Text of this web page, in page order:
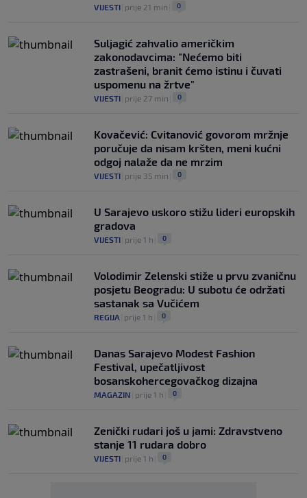
VIJESTI prije 21 min 0
Suljagić zahvalio američkim
zakonodavcima: "Nećemo biti
zastrašeni, branit ćemo istinu i čuvati
uspomenu na žrtve"
VIJESTI prije 27 min 0
Kovačević: Cvitanović govorom mržnje
poručuje da nisam kršten, meni kućni
odgoj nalaže da ne mrzim
VIJESTI prije 35 min 0
U Sarajevo uskoro stižu lideri europskih
gradova
VIJESTI prije 1 h 0
Volodimir Zelenski stiže u prvu zvaničnu
posjetu Beogradu: U subotu će održati
sastanak sa Vučićem
REGIJA prije 1 h 0
Danas Sarajevo Modest Fashion
Festival, upečatljivost
bosanskohercegovačkog dizajna
MAGAZIN prije 1 h 0
Zenički rudari još u jami: Zdravstveno
stanje 11 rudara dobro
VIJESTI prije 1 h 0